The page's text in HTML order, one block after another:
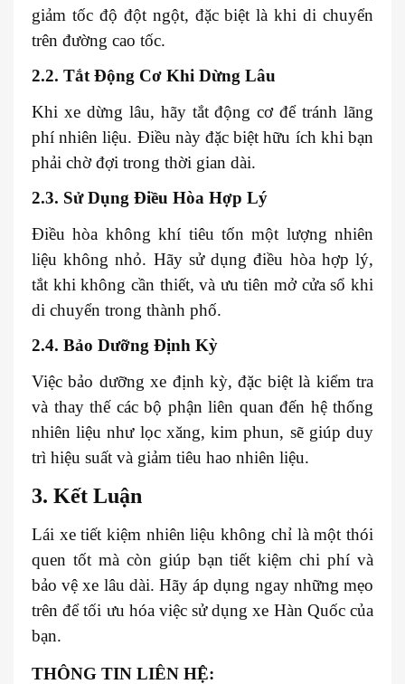
giảm tốc độ đột ngột, đặc biệt là khi di chuyển
trên đường cao tốc.
2.2. Tắt Động Cơ Khi Dừng Lâu
Khi xe dừng lâu, hãy tắt động cơ để tránh lãng
phí nhiên liệu. Điều này đặc biệt hữu ích khi bạn
phải chờ đợi trong thời gian dài.
2.3. Sử Dụng Điều Hòa Hợp Lý
Điều hòa không khí tiêu tốn một lượng nhiên
liệu không nhỏ. Hãy sử dụng điều hòa hợp lý,
tắt khi không cần thiết, và ưu tiên mở cửa sổ khi
di chuyển trong thành phố.
2.4. Bảo Dưỡng Định Kỳ
Việc bảo dưỡng xe định kỳ, đặc biệt là kiểm tra
và thay thế các bộ phận liên quan đến hệ thống
nhiên liệu như lọc xăng, kim phun, sẽ giúp duy
trì hiệu suất và giảm tiêu hao nhiên liệu.
3. Kết Luận
Lái xe tiết kiệm nhiên liệu không chỉ là một thói
quen tốt mà còn giúp bạn tiết kiệm chi phí và
bảo vệ xe lâu dài. Hãy áp dụng ngay những mẹo
trên để tối ưu hóa việc sử dụng xe Hàn Quốc của
bạn.
THÔNG TIN LIÊN HỆ: